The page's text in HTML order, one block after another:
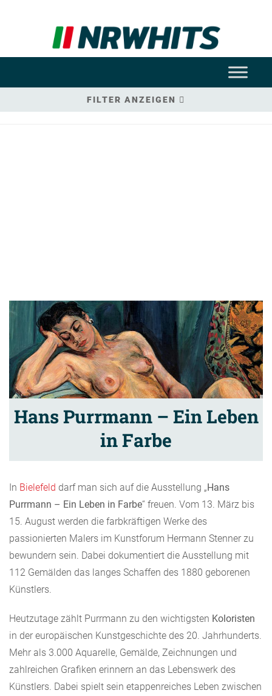
FILTER ANZEIGEN
Hans Purrmann – Ein Leben
in Farbe
In Bielefeld darf man sich auf die Ausstellung „Hans
Purrmann – Ein Leben in Farbe“ freuen. Vom 13. März bis
15. August werden die farbkräftigen Werke des
passionierten Malers im Kunstforum Hermann Stenner zu
bewundern sein. Dabei dokumentiert die Ausstellung mit
112 Gemälden das langes Schaffen des 1880 geborenen
Künstlers.
Heutzutage zählt Purrmann zu den wichtigsten Koloristen
in der europäischen Kunstgeschichte des 20. Jahrhunderts.
Mehr als 3.000 Aquarelle, Gemälde, Zeichnungen und
zahlreichen Grafiken erinnern an das Lebenswerk des
Künstlers. Dabei spielt sein etappenreiches Leben zwischen